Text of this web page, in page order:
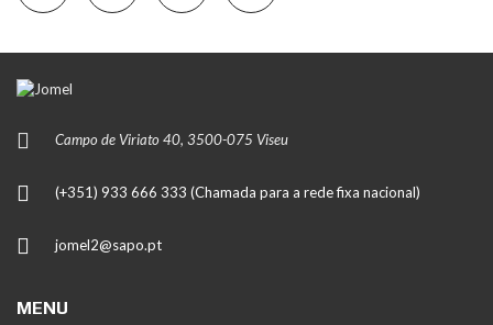
Campo de Viriato 40, 3500-075 Viseu
(+351) 933 666 333 (Chamada para a rede fixa nacional)
jomel2@sapo.pt
MENU